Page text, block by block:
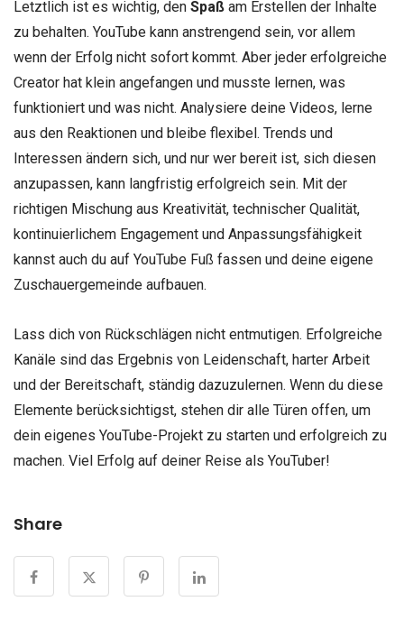
Letztlich ist es wichtig, den Spaß am Erstellen der Inhalte
zu behalten. YouTube kann anstrengend sein, vor allem
wenn der Erfolg nicht sofort kommt. Aber jeder erfolgreiche
Creator hat klein angefangen und musste lernen, was
funktioniert und was nicht. Analysiere deine Videos, lerne
aus den Reaktionen und bleibe flexibel. Trends und
Interessen ändern sich, und nur wer bereit ist, sich diesen
anzupassen, kann langfristig erfolgreich sein. Mit der
richtigen Mischung aus Kreativität, technischer Qualität,
kontinuierlichem Engagement und Anpassungsfähigkeit
kannst auch du auf YouTube Fuß fassen und deine eigene
Zuschauergemeinde aufbauen.
Lass dich von Rückschlägen nicht entmutigen. Erfolgreiche
Kanäle sind das Ergebnis von Leidenschaft, harter Arbeit
und der Bereitschaft, ständig dazuzulernen. Wenn du diese
Elemente berücksichtigst, stehen dir alle Türen offen, um
dein eigenes YouTube-Projekt zu starten und erfolgreich zu
machen. Viel Erfolg auf deiner Reise als YouTuber!
Share